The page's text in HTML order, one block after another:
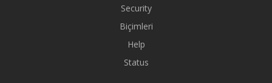
Security
Biçimleri
Help
Status